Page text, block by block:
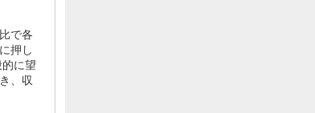
で各
押し
に望
、収